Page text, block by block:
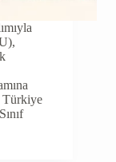
Türkiye